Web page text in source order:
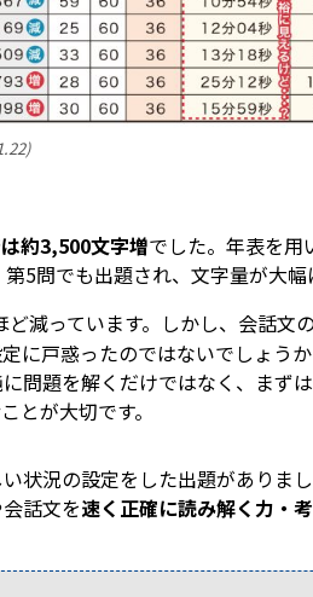
約3,500文字増でした。年表を用
5問でも出題され、文字量が大
減っています。しかし、会話文
に戸惑ったのではないでしょう
問題を解くだけではなく、まず
ことが大切です。
状況の設定をした出題がありま
話文を速く正確に読み解く力・